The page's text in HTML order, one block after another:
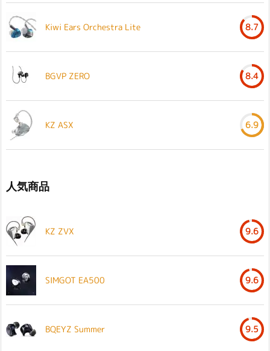
Kiwi Ears Orchestra Lite 8.7
BGVP ZERO 8.4
KZ ASX 6.9
人気商品
KZ ZVX 9.6
SIMGOT EA500 9.6
BQEYZ Summer 9.5